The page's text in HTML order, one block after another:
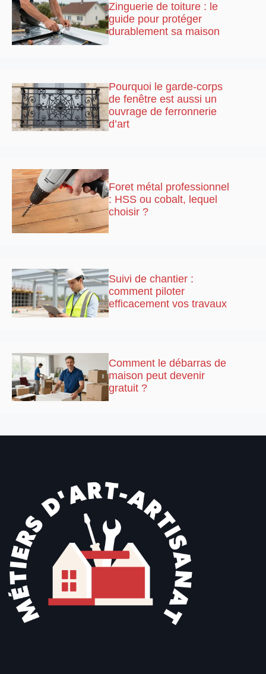
Zinguerie de toiture : le
guide pour protéger
durablement sa maison
Pourquoi le garde-corps
de fenêtre est aussi un
ouvrage de ferronnerie
d’art
Foret métal professionnel
: HSS ou cobalt, lequel
choisir ?
Suivi de chantier :
comment piloter
efficacement vos travaux
Comment le débarras de
maison peut devenir
gratuit ?